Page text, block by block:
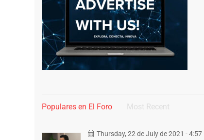
Populares en El Foro Most Recent
Thursday, 22 de July de 2021 - 4:57